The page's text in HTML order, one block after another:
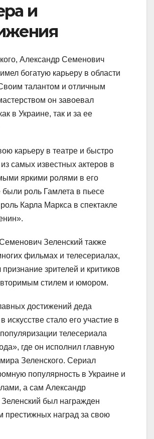
и
Александр Семенович
богатую карьеру в области
талантом и отличным
он завоевал
в Украине, так и за ее
карьеру в театре и быстро
самых известных актеров в
яркими ролями в его
были роль Гамлета в пьесе
Карла Маркса в спектакле
Зеленский также
фильмах и телесериалах,
признание зрителей и критиков
стилем и юмором.
достижений деда
искусстве стало его участие в
телесериала
где он исполнил главную
Зеленского. Сериал
популярность в Украине и
а сам Александр
был награжден
престижных наград за свою